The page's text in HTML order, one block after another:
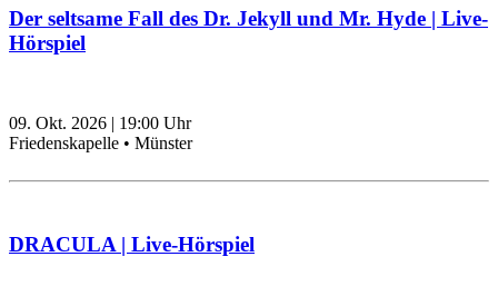
Der seltsame Fall des Dr. Jekyll und Mr. Hyde | Live-
Hörspiel
09. Okt. 2026 | 19:00 Uhr
Friedenskapelle • Münster
DRACULA | Live-Hörspiel